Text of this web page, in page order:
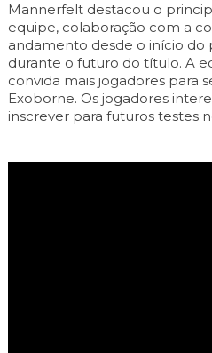
Mannerfelt destacou o
equipe, colaboração com a
andamento desde o início do
durante o futuro do título. A
convida mais jogadores para
Exoborne. Os jogadores
inscrever para futuros testes